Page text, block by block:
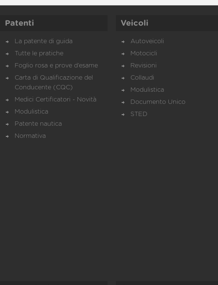
Patenti
La patente di guida
Tutte le pratiche
Foglio rosa e prove d’esame
Carta di Qualificazione del
Conducente (CQC)
Medici Certificatori - Novità
Modulistica
Patente nautica
Normativa
Veicoli
Autoveicoli
Motocicli
Revisioni
Collaudi
Modulistica
Documento Unico
STED